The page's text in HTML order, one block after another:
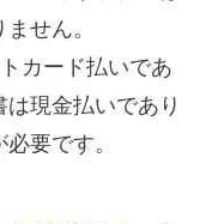
せん。
カード払いであ
現金払いであり
要です。